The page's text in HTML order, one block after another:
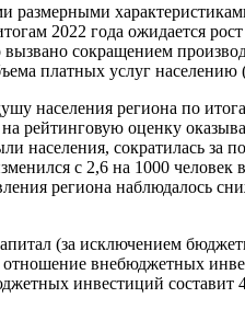
размерными
2022 года ожидается
сокращением
платных услуг населению
населения региона по
рейтинговую оценку
населения, сократилась за
с 2,6 на 1000
региона наблюдалось
(за исключением
внебюджетных
инвестиций составит